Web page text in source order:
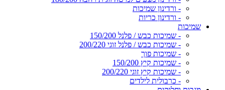
- ורדינון שמיכות
- ורדינון כריות
שמיכות
- שמיכות כבש / פלנל 150/200
- שמיכות כבש / פלנל זוגי 200/220
- שמיכות פוך
- שמיכות קיץ 150/200
- שמיכות קיץ זוגי 200/220
- כרבולית לילדים